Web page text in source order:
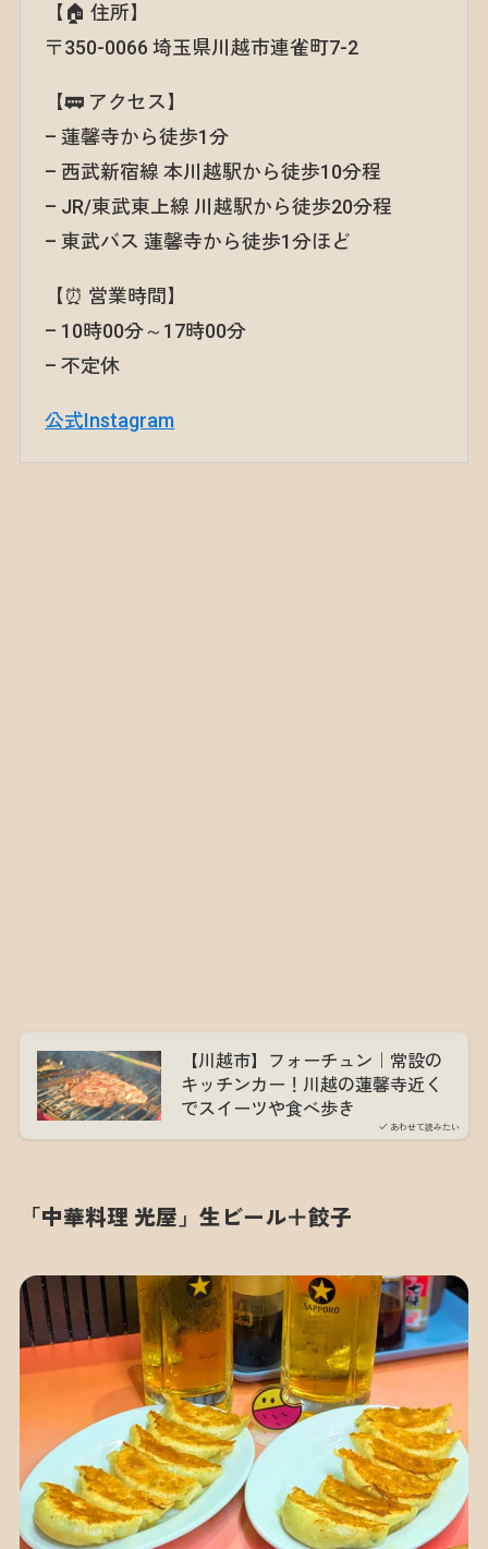
【🏠 住所】
〒350-0066 埼玉県川越市連雀町7-2
【🚃 アクセス】
– 蓮馨寺から徒歩1分
– 西武新宿線 本川越駅から徒歩10分程
– JR/東武東上線 川越駅から徒歩20分程
– 東武バス 蓮馨寺から徒歩1分ほど
【⏰ 営業時間】
– 10時00分～17時00分
– 不定休
公式Instagram
あわせて読みたい
【川越市】フォーチュン｜常設の
キッチンカー！川越の蓮馨寺近く
でスイーツや食べ歩き
「中華料理 光屋」生ビール＋餃子